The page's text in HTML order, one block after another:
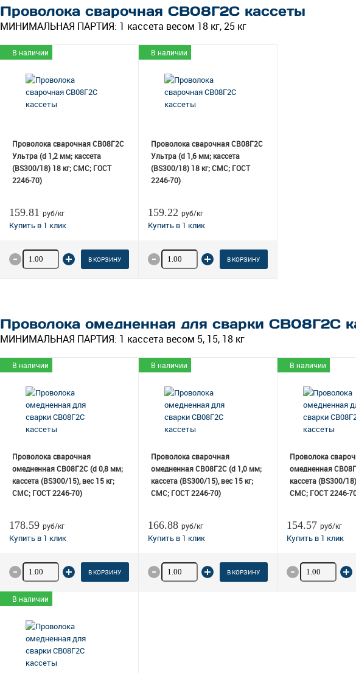
Проволока сварочная СВ08Г2С кассеты
МИНИМАЛЬНАЯ ПАРТИЯ: 1 кассета весом 18 кг, 25 кг
В наличии
Проволока сварочная СВ08Г2С
Ультра (d 1,2 мм; кассета
(BS300/18) 18 кг; СМС; ГОСТ
2246-70)
159.81 руб/кг
Количество товараВ КОРЗИНУ
В наличии
Проволока сварочная СВ08Г2С
Ультра (d 1,6 мм; кассета
(BS300/18) 18 кг; СМС; ГОСТ
2246-70)
159.22 руб/кг
Количество товараВ КОРЗИНУ
Проволока омедненная для сварки СВ08Г2С
МИНИМАЛЬНАЯ ПАРТИЯ: 1 кассета весом 5, 15, 18 кг
В наличии
Проволока сварочная
омедненная СВ08Г2С (d 0,8 мм;
кассета (BS300/15), вес 15 кг;
СМС; ГОСТ 2246-70)
178.59 руб/кг
Количество товараВ КОРЗИНУ
В наличии
Проволока сварочная
омедненная СВ08Г2С (d 1,0 мм;
кассета (BS300/15), вес 15 кг;
СМС; ГОСТ 2246-70)
166.88 руб/кг
Количество товараВ КОРЗИНУ
В наличии
Проволока
омедненная
кассета (BS300/
СМС; ГОСТ 2246-
154.57 руб/кг
Количество
В наличии